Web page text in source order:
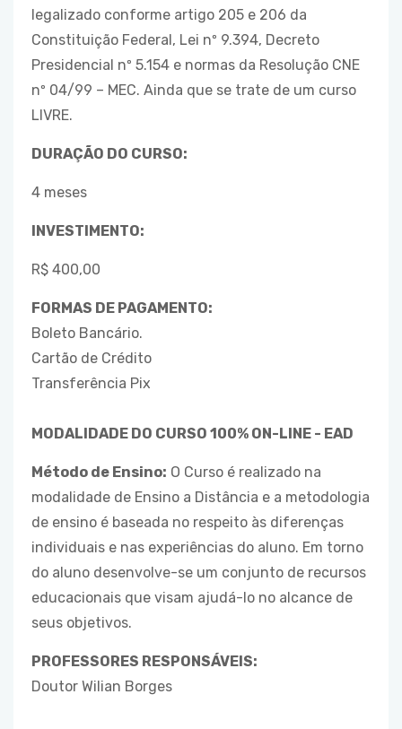
legalizado conforme artigo 205 e 206 da
Constituição Federal, Lei nº 9.394, Decreto
Presidencial nº 5.154 e normas da Resolução CNE
nº 04/99 – MEC. Ainda que se trate de um curso
LIVRE.
DURAÇÃO DO CURSO:
4 meses
INVESTIMENTO:
R$ 400,00
FORMAS DE PAGAMENTO:
Boleto Bancário.
Cartão de Crédito
Transferência Pix
MODALIDADE DO CURSO 100% ON-LINE - EAD
Método de Ensino: O Curso é realizado na
modalidade de Ensino a Distância e a metodologia
de ensino é baseada no respeito às diferenças
individuais e nas experiências do aluno. Em torno
do aluno desenvolve-se um conjunto de recursos
educacionais que visam ajudá-lo no alcance de
seus objetivos.
PROFESSORES RESPONSÁVEIS:
Doutor Wilian Borges